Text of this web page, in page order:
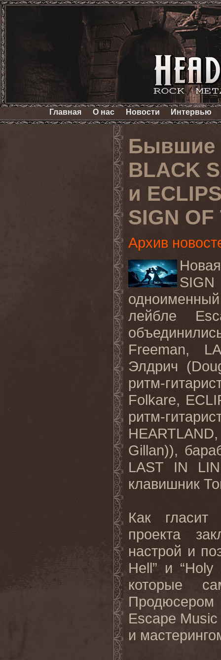
Главная О нас Новости Интервью
Бывшие
BLACK
и
SIGN
Архив
лейбле
Freeman,
Элдрич
ритм-
Folkare,
ритм-
Gillan)),
LAST IN
клавишник
Как гласит
проекта
настрой и
Hell” и “Holy
которые
Продюсером
Escape
и